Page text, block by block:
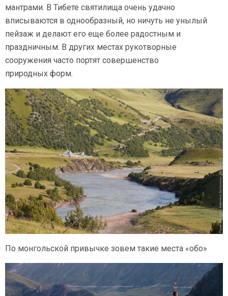
мантрами. В Тибете святилища очень удачно
вписываются в однообразный, но ничуть не унылый
пейзаж и делают его еще более радостным и
праздничным. В других местах рукотворные
сооружения часто портят совершенство
природных форм.
По монгольской привычке зовем такие места «обо»